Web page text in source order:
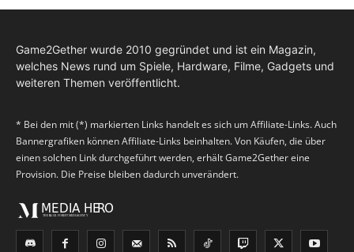
Game2Gether wurde 2010 gegründet und ist ein Magazin,
welches News rund um Spiele, Hardware, Filme, Gadgets und
weiteren Themen veröffentlicht.
* Bei den mit (*) markierten Links handelt es sich um Affiliate-Links. Auch
Bannergrafiken können Affiliate-Links beinhalten. Von Käufen, die über
einen solchen Link durchgeführt werden, erhält Game2Gether eine
Provision. Die Preise bleiben dadurch unverändert.